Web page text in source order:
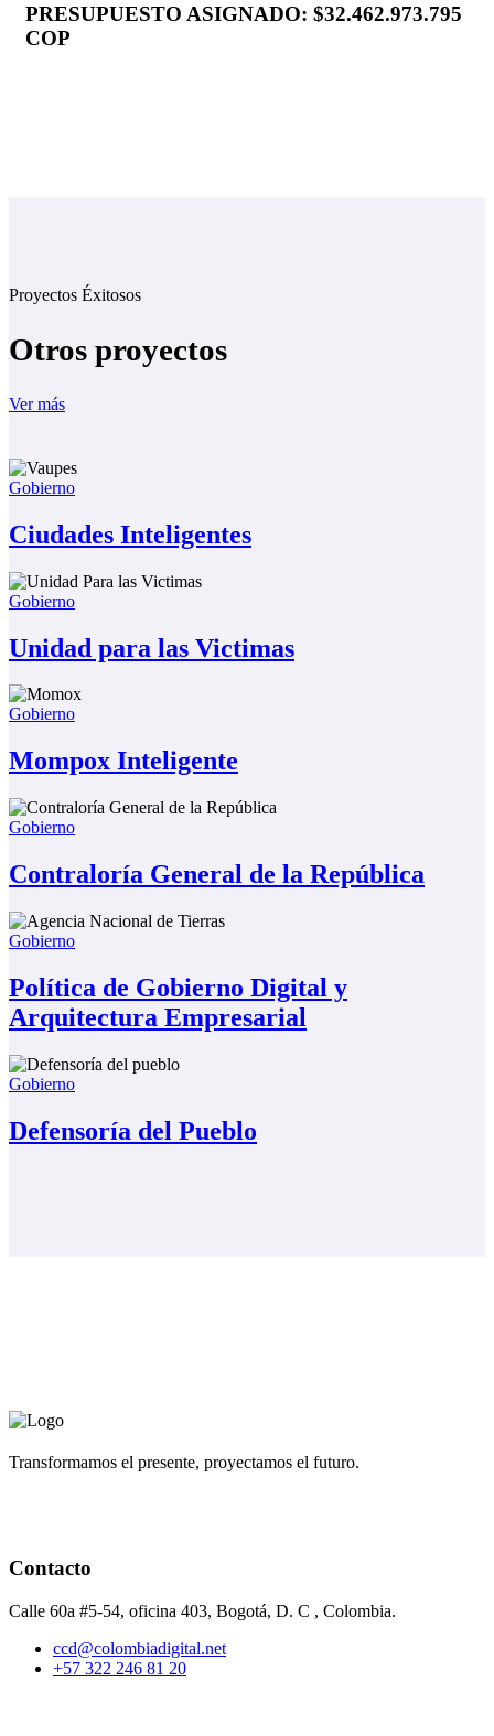
PRESUPUESTO ASIGNADO: $32.462.973.795
COP
Proyectos Éxitosos
Otros proyectos
Ver más
Gobierno
Ciudades Inteligentes
Gobierno
Unidad para las Victimas
Gobierno
Mompox Inteligente
Gobierno
Contraloría General de la República
Gobierno
Política de Gobierno Digital y
Arquitectura Empresarial
Gobierno
Defensoría del Pueblo
Transformamos el presente, proyectamos el futuro.
Contacto
Calle 60a #5-54, oficina 403, Bogotá, D. C , Colombia.
ccd@colombiadigital.net
+57 322 246 81 20